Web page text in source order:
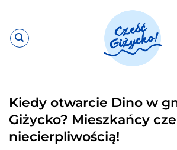
zawartości
Kiedy otwarcie Dino w
Giżycko? Mieszkańcy
niecierpliwością!